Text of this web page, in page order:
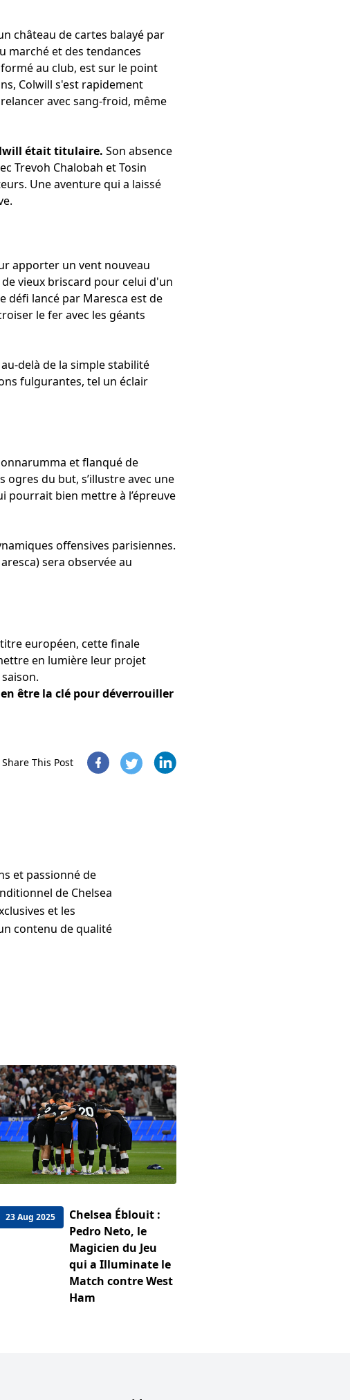
château de cartes balayé par
marché et des tendances
au club, est sur le point
Colwill s'est rapidement
avec sang-froid, même
était titulaire. Son absence
Trevoh Chalobah et Tosin
Une aventure qui a laissé
apporter un vent nouveau
vieux briscard pour celui d'un
défi lancé par Maresca est de
le fer avec les géants
delà de la simple stabilité
fulgurantes, tel un éclair
et flanqué de
ogres du but, s’illustre avec une
bien mettre à l’épreuve
offensives parisiennes.
sera observée au
européen, cette finale
en lumière leur projet
être la clé pour déverrouiller
Share This Post
et passionné de
de Chelsea
et les
contenu de qualité
23 Aug 2025
Chelsea Éblouit :
Pedro Neto, le
Magicien du Jeu
qui a Illuminate le
Match contre West
Ham